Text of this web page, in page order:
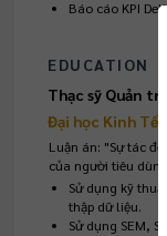
Báo cáo KPI
EDUCATION
Thạc sỹ Quản
Đại học Kinh Tế
Luận án: "Sự tác
của người tiêu dùng".
Sử dụng kỹ
thập dữ liệu.
Sử dụng SEM,